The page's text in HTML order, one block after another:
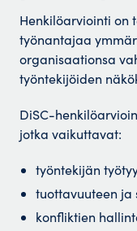
Henkilöarviointi on
työnantajaa
organisaationsa
työntekijöiden
DiSC-
jotka vaikuttavat:
työntekijän
tuottavuuteen ja
konfliktien